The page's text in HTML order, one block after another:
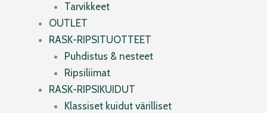
Tarvikkeet
OUTLET
RASK-RIPSITUOTTEET
Puhdistus & nesteet
Ripsiliimat
RASK-RIPSIKUIDUT
Klassiset kuidut värilliset